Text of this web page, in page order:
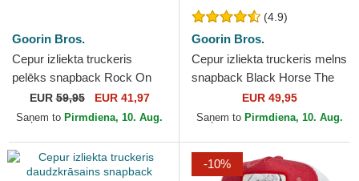
Goorin Bros.
Cepur izliekta truckeris
pelēks snapback Rock On
Hobby Horse Happy
Thoughts The Farm no
EUR59,95 EUR 41,97
Saņem to Pirmdiena, 10. Aug.
(4.9)
Goorin Bros.
Cepur izliekta truckeris melns
snapback Black Horse The
Farm no Goorin Bros.
EUR 49,95
Saņem to Pirmdiena, 10. Aug.
-10%